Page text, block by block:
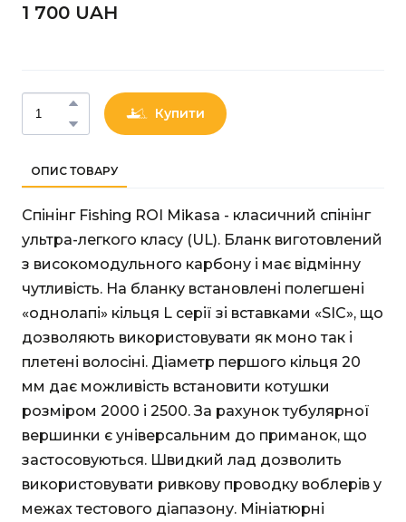
1 700 UAН
Купити
ОПИС ТОВАРУ
Спінінг Fishing ROI Mikasa - класичний спінінг
ультра-легкого класу (UL). Бланк виготовлений
з високомодульного карбону і має відмінну
чутливість. На бланку встановлені полегшені
«однолапі» кільця L серії зі вставками «SIC», що
дозволяють використовувати як моно так і
плетені волосіні. Діаметр першого кільця 20
мм дає можливість встановити котушки
розміром 2000 і 2500. За рахунок тубулярної
вершинки є універсальним до приманок, що
застосовуються. Швидкий лад дозволить
використовувати ривкову проводку воблерів у
межах тестового діапазону. Мініатюрні